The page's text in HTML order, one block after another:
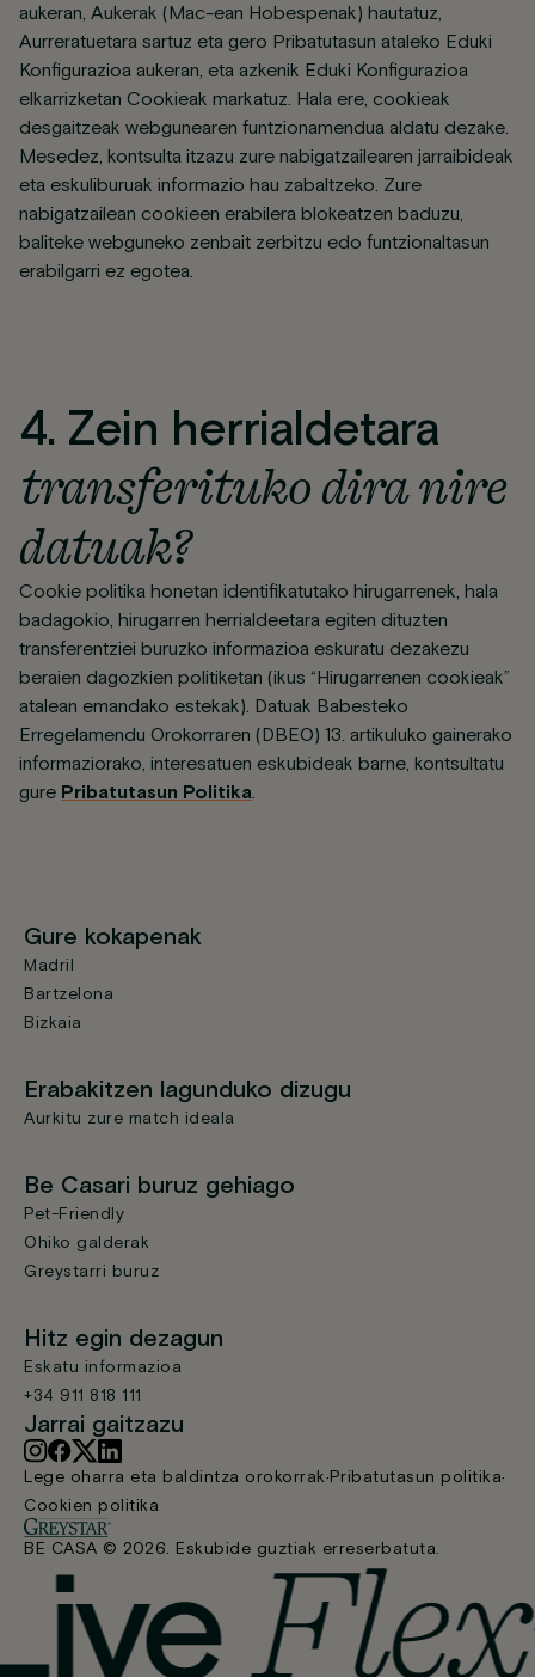
aukeran, Aukerak (Mac-ean Hobespenak) hautatuz,
Aurreratuetara sartuz eta gero Pribatutasun ataleko Eduki
Konfigurazioa aukeran, eta azkenik Eduki Konfigurazioa
elkarrizketan Cookieak markatuz. Hala ere, cookieak
desgaitzeak webgunearen funtzionamendua aldatu dezake.
Mesedez, kontsulta itzazu zure nabigatzailearen jarraibideak
eta eskuliburuak informazio hau zabaltzeko. Zure
nabigatzailean cookieen erabilera blokeatzen baduzu,
baliteke webguneko zenbait zerbitzu edo funtzionaltasun
erabilgarri ez egotea.
4. Zein herrialdetara
transferituko dira nire
datuak?
Cookie politika honetan identifikatutako hirugarrenek, hala
badagokio, hirugarren herrialdeetara egiten dituzten
transferentziei buruzko informazioa eskuratu dezakezu
beraien dagozkien politiketan (ikus “Hirugarrenen cookieak”
atalean emandako estekak). Datuak Babesteko
Erregelamendu Orokorraren (DBEO) 13. artikuluko gainerako
informaziorako, interesatuen eskubideak barne, kontsultatu
gure Pribatutasun Politika.
Gure kokapenak
Madril
Bartzelona
Bizkaia
Erabakitzen lagunduko dizugu
Aurkitu zure match ideala
Be Casari buruz gehiago
Pet-Friendly
Ohiko galderak
Greystarri buruz
Hitz egin dezagun
Eskatu informazioa
+34 911 818 111
Jarrai gaitzazu
Lege oharra eta baldintza orokorrak Pribatutasun politika
Cookien politika
BE CASA © 2026. Eskubide guztiak erreserbatuta.